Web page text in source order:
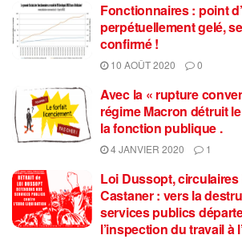
Fonctionnaires : point
perpétuellement gelé,
confirmé !
10 AOÛT 2020 0
Avec la « rupture
régime Macron détruit
la fonction publique .
4 JANVIER 2020 1
Loi Dussopt,
Castaner : vers la
services publics
l’inspection du travail à